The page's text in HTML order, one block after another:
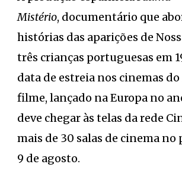
Mistério, documentário que
histórias das aparições de
três crianças portuguesas em
data de estreia nos cinemas do
filme, lançado na Europa no
deve chegar às telas da rede
mais de 30 salas de cinema
9 de agosto.